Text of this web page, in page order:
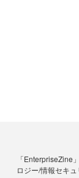
「EnterpriseZine
ロジー/情報セキ